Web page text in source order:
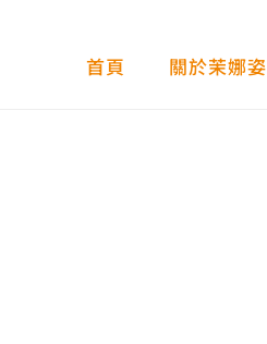
首頁 關於茉娜姿